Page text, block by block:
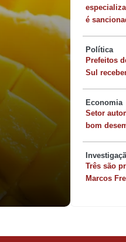
é
Política
Prefeitos
Sul
Economia
Setor
bom
Três são
Marcos